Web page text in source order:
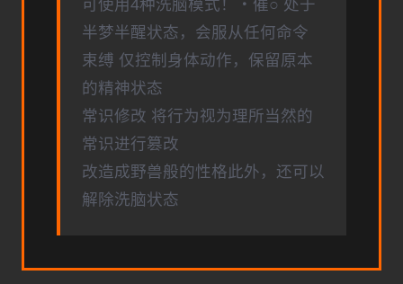
可使用4种洗脑模式！・催○ 处于
半梦半醒状态，会服从任何命令
束缚 仅控制身体动作，保留原本
的精神状态
常识修改 将行为视为理所当然的
常识进行篡改
改造成野兽般的性格此外，还可以
解除洗脑状态